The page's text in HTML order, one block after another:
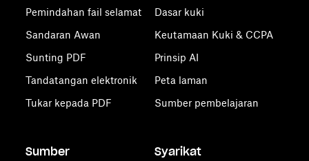
Pemindahan fail selamat
Sandaran Awan
Sunting PDF
Tandatangan elektronik
Tukar kepada PDF
Dasar kuki
Keutamaan Kuki & CCPA
Prinsip AI
Peta laman
Sumber pembelajaran
Sumber Syarikat